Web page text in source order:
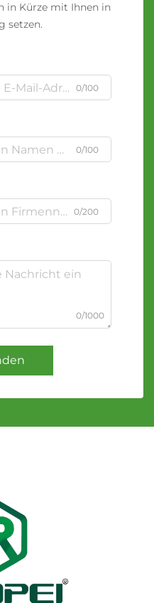
in Kürze mit Ihnen in
setzen.
0/100
0/100
0/200
0/1000